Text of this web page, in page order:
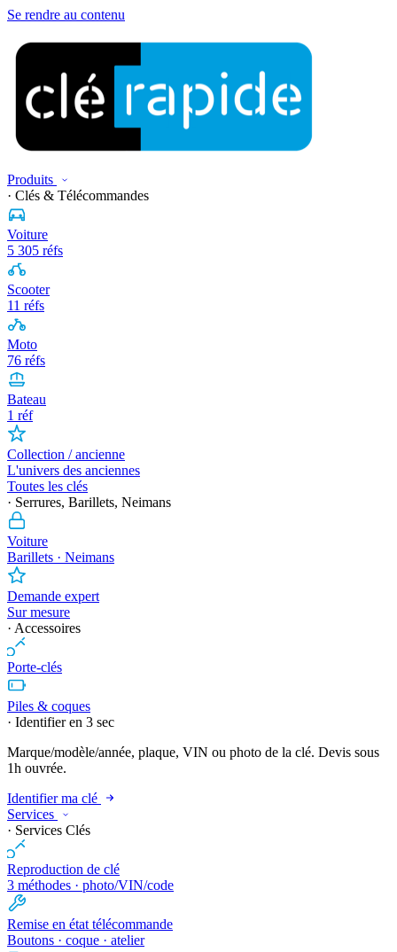
Se rendre au contenu
Produits
· Clés & Télécommandes
Voiture
5 305 réfs
Scooter
11 réfs
Moto
76 réfs
Bateau
1 réf
Collection / ancienne
L'univers des anciennes
Toutes les clés
· Serrures, Barillets, Neimans
Voiture
Barillets · Neimans
Demande expert
Sur mesure
· Accessoires
Porte-clés
Piles & coques
· Identifier en 3 sec
Marque/modèle/année, plaque, VIN ou photo de la clé. Devis sous
1h ouvrée.
Identifier ma clé
Services
· Services Clés
Reproduction de clé
3 méthodes · photo/VIN/code
Remise en état télécommande
Boutons · coque · atelier